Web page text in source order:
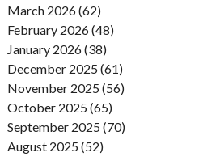
March 2026 (62)
February 2026 (48)
January 2026 (38)
December 2025 (61)
November 2025 (56)
October 2025 (65)
September 2025 (70)
August 2025 (52)